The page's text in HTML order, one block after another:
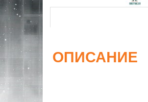
ОПИСАНИЕ